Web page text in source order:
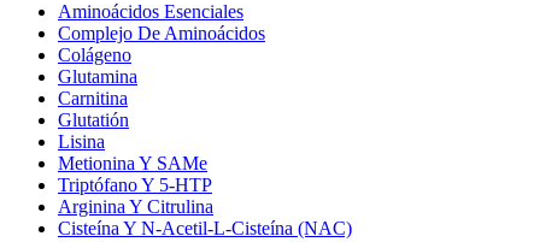
Aminoácidos Esenciales
Complejo De Aminoácidos
Colágeno
Glutamina
Carnitina
Glutatión
Lisina
Metionina Y SAMe
Triptófano Y 5-HTP
Arginina Y Citrulina
Cisteína Y N-Acetil-L-Cisteína (NAC)